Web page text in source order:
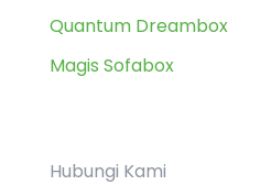
Quantum Dreambox
Magis Sofabox
Hubungi Kami